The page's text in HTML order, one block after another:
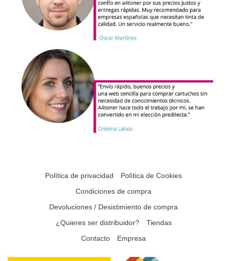
Política de privacidad
Política de Cookies
Condiciones de compra
Devoluciones / Desistimiento de compra
¿Quieres ser distribuidor?
Tiendas
Contacto
Empresa